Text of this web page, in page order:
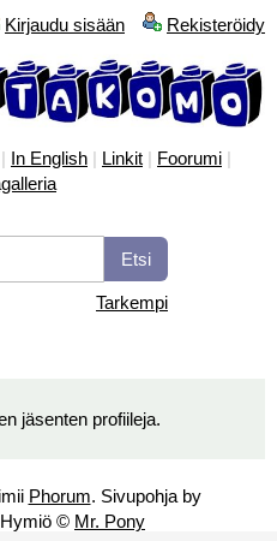
Kirjaudu sisään Rekisteröidy
| In English | Linkit | Foorumi |
Tarkempi
jäsenten profiileja.
Phorum. Sivupohja by
© Mr. Pony